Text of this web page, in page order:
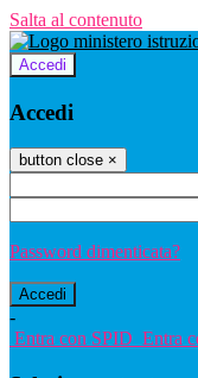
Salta al contenuto
Accedi
Accedi
button close ×
Password dimenticata?
-
Entra con SPID Entra